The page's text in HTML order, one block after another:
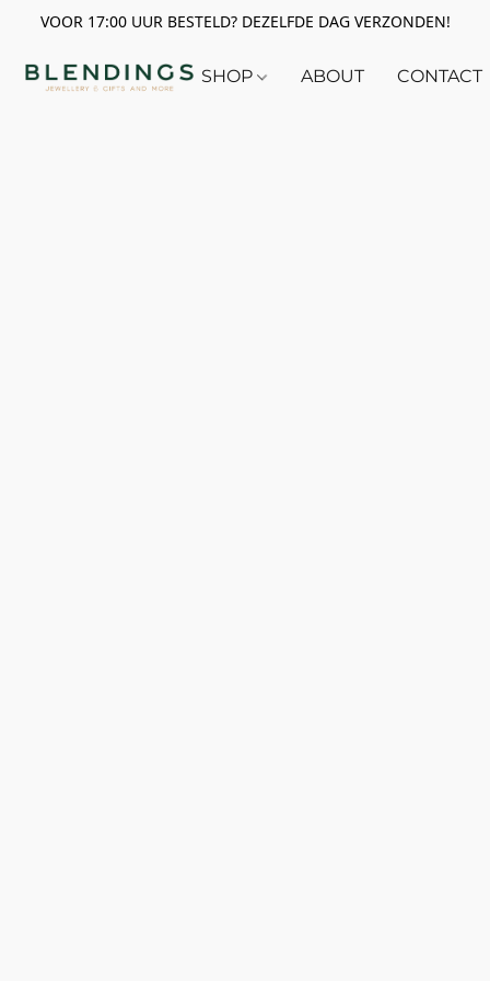
VOOR 17:00 UUR BESTELD? DEZELFDE DAG VERZONDEN!
SHOP ABOUT CONTACT